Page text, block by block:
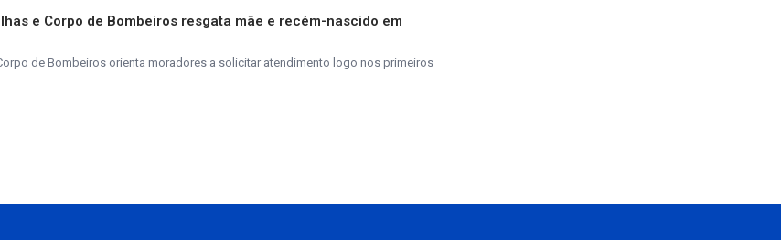
e Corpo de Bombeiros resgata mãe e recém-nascido em
de Bombeiros orienta moradores a solicitar atendimento logo nos primeiros